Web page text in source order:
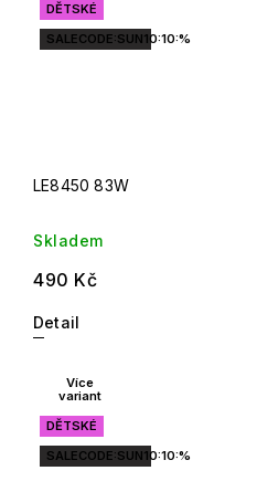
DĚTSKÉ
SALECODE:SUN10:10:%
LE8450 83W
Skladem
490 Kč
Detail
Více
variant
DĚTSKÉ
SALECODE:SUN10:10:%